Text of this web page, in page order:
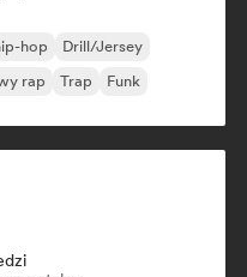
hop
Drill/Jersey
rap Trap Funk